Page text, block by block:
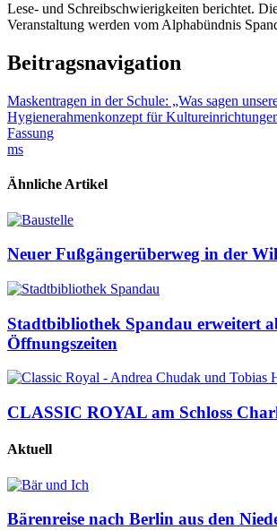
Lese- und Schreibschwierigkeiten berichtet.
Veranstaltung werden vom Alphabündnis
Beitragsnavigation
Maskentragen in der Schule: „Was sagen
Hygienerahmenkonzept für
Fassung
ms
Ähnliche Artikel
Neuer Fußgängerüberweg in der
Stadtbibliothek Spandau erweitert
Öffnungszeiten
CLASSIC ROYAL am Schloss
Aktuell
Bärenreise nach Berlin aus den